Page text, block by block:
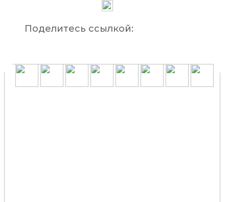
Поделитесь ссылкой: